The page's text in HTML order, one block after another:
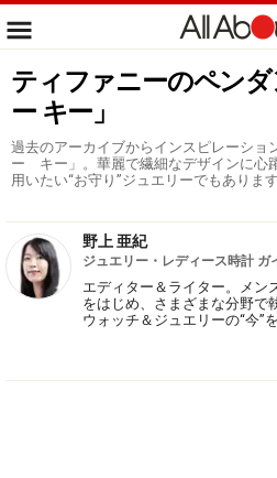
ティファニーのペン
ー キー」
過去のアーカイブからインスピレーショ
ー キー」。華麗で繊細なデザインに心
用いたい“お守り”ジュエリーでもあります
野上 亜紀
ジュエリー・レディース時計 ガ
エディター＆ライター。メン
をはじめ、さまざまな分野で
ウォッチ＆ジュエリーの“今”